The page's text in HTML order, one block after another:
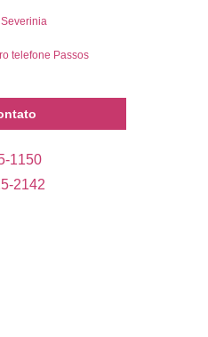
Zero
de Carros
telefone Passos
1150
2142